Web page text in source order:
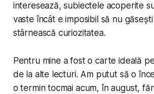
interesează, subiectele acoperite
vaste încât e imposibil să nu
stârnească curiozitatea.
Pentru mine a fost o carte ideală
de la alte lecturi. Am putut să o
o termin tocmai acum, în august,